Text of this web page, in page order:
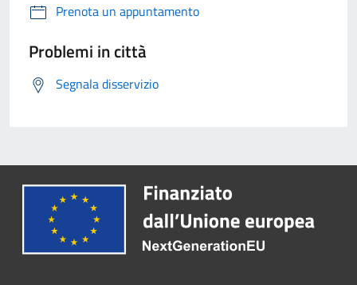
Prenota un appuntamento
Problemi in città
Segnala disservizio